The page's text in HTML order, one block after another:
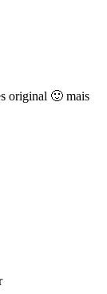
original 🙂 mais